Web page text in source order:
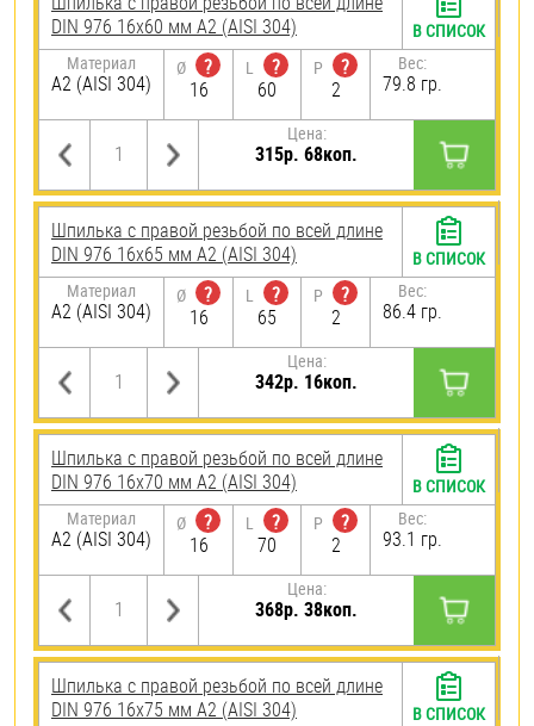
DIN 976 16х60 мм А2 (AISI 304)
Материал
А2 (AISI 304)
Ø
?
16
L
?
60
P
?
2
Вес:
79.8 гр.
Цена:
315р. 68коп.
В СПИСОК
Шпилька с правой резьбой по всей длине
DIN 976 16х65 мм А2 (AISI 304)
Материал
А2 (AISI 304)
Ø
?
16
L
?
65
P
?
2
Вес:
86.4 гр.
Цена:
342р. 16коп.
В СПИСОК
Шпилька с правой резьбой по всей длине
DIN 976 16х70 мм А2 (AISI 304)
Материал
А2 (AISI 304)
Ø
?
16
L
?
70
P
?
2
Вес:
93.1 гр.
Цена:
368р. 38коп.
В СПИСОК
Шпилька с правой резьбой по всей длине
DIN 976 16х75 мм А2 (AISI 304)
В СПИСОК